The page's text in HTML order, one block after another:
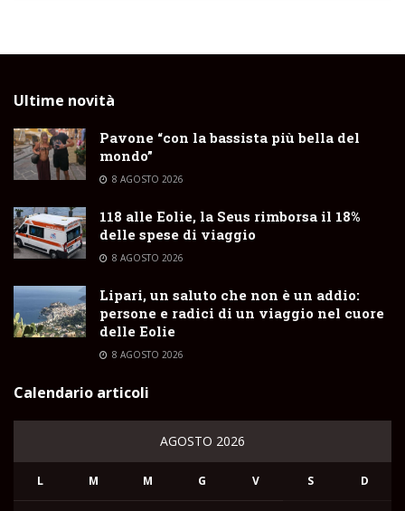
Ultime novità
Pavone “con la bassista più bella del
mondo”
8 AGOSTO 2026
118 alle Eolie, la Seus rimborsa il 18%
delle spese di viaggio
8 AGOSTO 2026
Lipari, un saluto che non è un addio:
persone e radici di un viaggio nel cuore
delle Eolie
8 AGOSTO 2026
Calendario articoli
AGOSTO 2026
L M M G V S D